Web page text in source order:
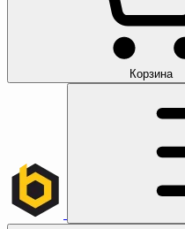
Корзина